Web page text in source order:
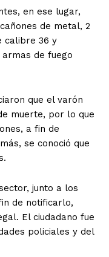
en ese lugar,
de metal, 2
calibre 36 y
de fuego
que el varón
muerte, por lo que
a fin de
se conoció que
junto a los
de notificarlo,
El ciudadano fue
policiales y del